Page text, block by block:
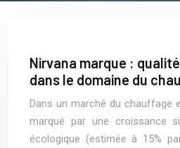
Nirvana marque :
dans le domaine du
Dans un marché du chauffage
marqué par une croissance
écologique (estimée à 15%